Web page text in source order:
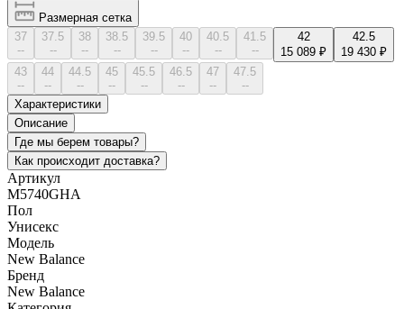
Размерная сетка
37
--
37.5
--
38
--
38.5
--
39.5
--
40
--
40.5
--
41.5
--
42
15 089 ₽
42.5
19 430 ₽
43
--
44
--
44.5
--
45
--
45.5
--
46.5
--
47
--
47.5
--
Характеристики
Описание
Где мы берем товары?
Как происходит доставка?
Артикул
M5740GHA
Пол
Унисекс
Модель
New Balance
Бренд
New Balance